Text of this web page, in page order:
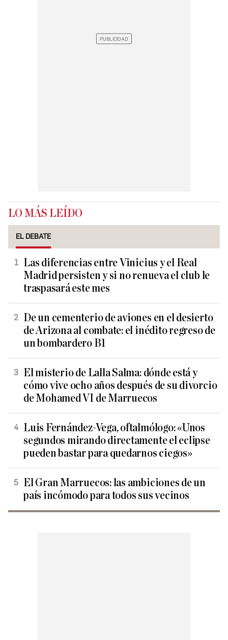
LO MÁS LEÍDO
EL DEBATE
Las diferencias entre Vinicius y el Real
Madrid persisten y si no renueva el club le
traspasará este mes
De un cementerio de aviones en el desierto
de Arizona al combate: el inédito regreso de
un bombardero B1
El misterio de Lalla Salma: dónde está y
cómo vive ocho años después de su divorcio
de Mohamed VI de Marruecos
Luis Fernández-Vega, oftalmólogo: «Unos
segundos mirando directamente el eclipse
pueden bastar para quedarnos ciegos»
El Gran Marruecos: las ambiciones de un
país incómodo para todos sus vecinos